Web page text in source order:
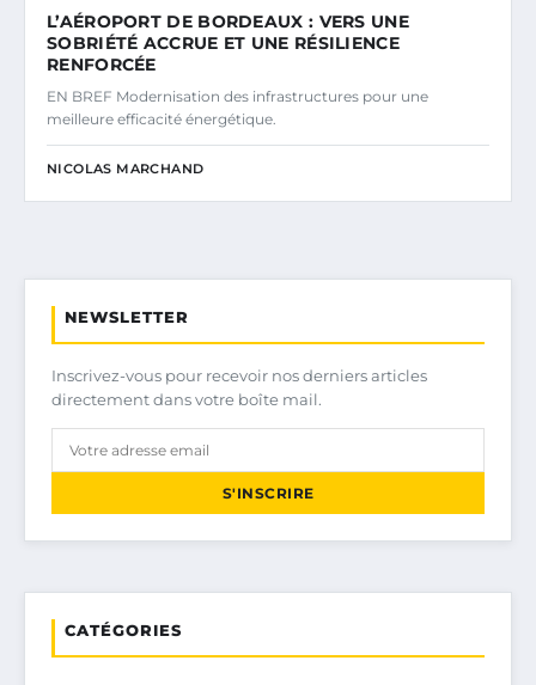
L’AÉROPORT DE BORDEAUX : VERS UNE
SOBRIÉTÉ ACCRUE ET UNE RÉSILIENCE
RENFORCÉE
EN BREF Modernisation des infrastructures pour une
meilleure efficacité énergétique.
NICOLAS MARCHAND
NEWSLETTER
Inscrivez-vous pour recevoir nos derniers articles
directement dans votre boîte mail.
S'INSCRIRE
CATÉGORIES